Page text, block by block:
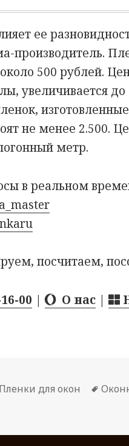
ее
производитель.
500 рублей.
увеличивается до
не менее 2.500.
метр.
в реальном
посчитаем,
00 | О нас |
Рубрики
Пленки для окон